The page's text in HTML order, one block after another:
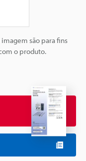
são para fins
o produto.